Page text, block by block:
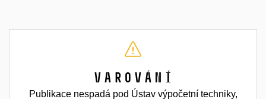
Varování
Publikace nespadá pod Ústav výpočetní techniky,